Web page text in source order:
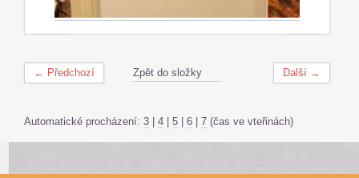
← Předchozí Další →
Zpět do složky
Automatické procházení: 3 | 4 | 5 | 6 | 7 (čas ve vteřinách)